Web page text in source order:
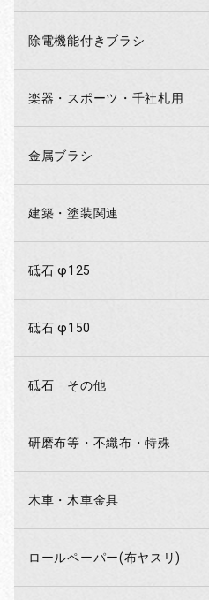
除電機能付きブラシ
楽器・スポーツ・千社札用
金属ブラシ
建築・塗装関連
砥石 φ125
砥石 φ150
砥石 その他
研磨布等・不織布・特殊
木車・木車金具
ロールペーパー(布ヤスリ)